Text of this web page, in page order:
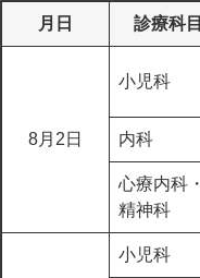
月日
診療科目
8月2日
小児科
内科
心療内科・
精神科
小児科